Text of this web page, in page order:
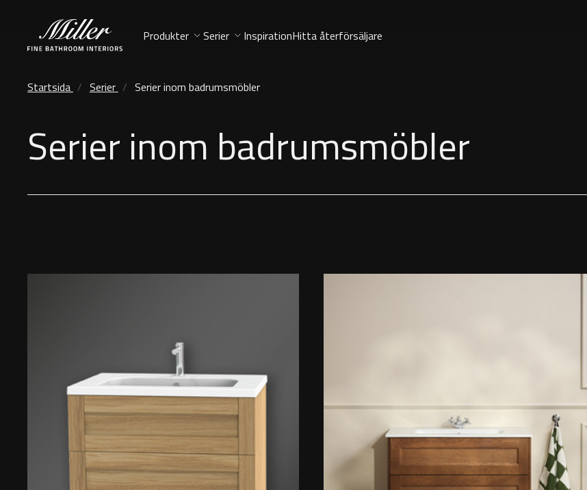
Produkter Serier InspirationHitta återförsäljare
Startsida Serier Serier inom badrumsmöbler
Serier inom badrumsmöbler